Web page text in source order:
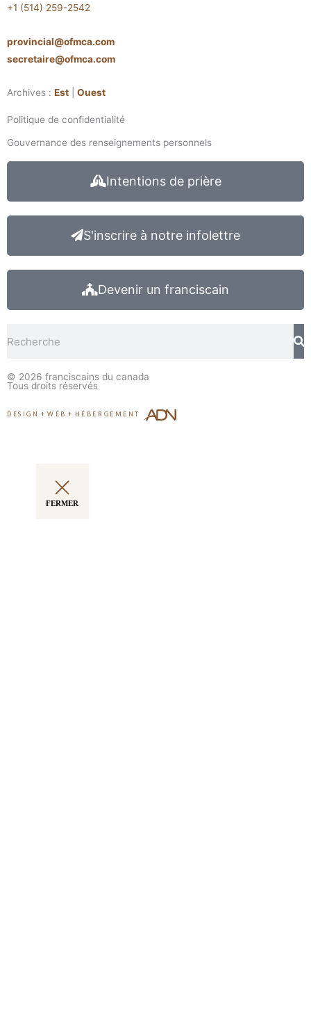
+1 (514) 259-2542
provincial@ofmca.com
secretaire@ofmca.com
Archives : Est Ouest
Politique de confidentialité
Gouvernance des renseignements personnels
Intentions de prière
S'inscrire à notre infolettre
Devenir un franciscain
© 2026 franciscains du canada
Tous droits réservés
DESIGN + WEB + HÉBERGEMENT
FERMER